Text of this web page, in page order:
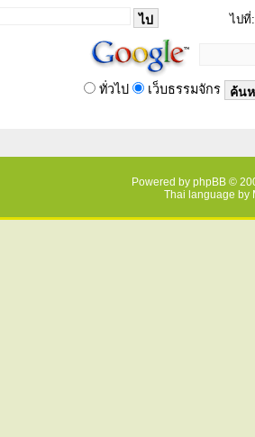
ไปที่:
ทั่วไป เว็บธรรมจักร
Powered by phpBB ©
Thai language by